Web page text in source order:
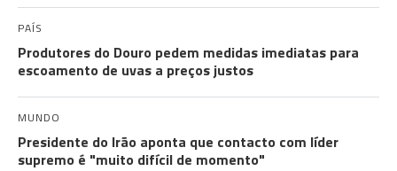
PAÍS
Produtores do Douro pedem medidas imediatas para
escoamento de uvas a preços justos
MUNDO
Presidente do Irão aponta que contacto com líder
supremo é "muito difícil de momento"